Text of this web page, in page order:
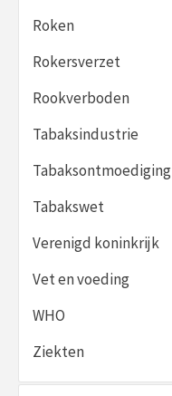
Roken
Rokersverzet
Rookverboden
Tabaksindustrie
Tabaksontmoediging
Tabakswet
Verenigd koninkrijk
Vet en voeding
WHO
Ziekten